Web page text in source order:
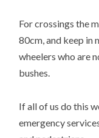
For crossings the
80cm, and keep in
wheelers who are
bushes.
If all of us do this
emergency